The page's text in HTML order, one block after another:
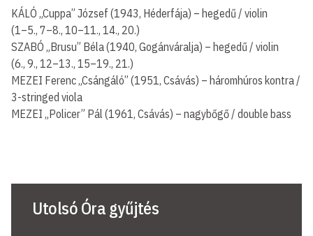
KÁLÓ „Cuppa” József (1943, Héderfája) – hegedű / violin
(1–5., 7–8., 10–11., 14., 20.)
SZABÓ „Brusu” Béla (1940, Gogánváralja) – hegedű / violin
(6., 9., 12–13., 15–19., 21.)
MEZEI Ferenc „Csángáló” (1951, Csávás) – háromhúros kontra /
3-stringed viola
MEZEI „Policer” Pál (1961, Csávás) – nagybőgő / double bass
Utolsó Óra gyűjtés